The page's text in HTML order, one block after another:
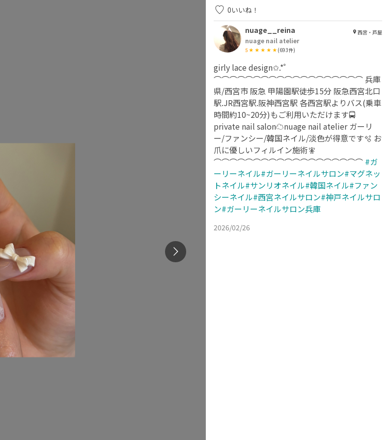
0いいね！
nuage__reina
nuage nail atelier
5 (693件)
西宮・芦屋
girly lace design✩.*˚
⌒⌒⌒⌒⌒⌒⌒⌒⌒⌒⌒⌒⌒⌒⌒⌒⌒⌒⌒ 兵庫
県/西宮市 阪急 甲陽園駅徒歩15分 阪急西宮北口
駅.JR西宮駅.阪神西宮駅 各西宮駅よりバス(乗車
時間約10~20分)もご利用いただけます🚍
private nail salon☁nuage nail atelier ガーリ
ー/ファンシー/韓国ネイル/淡色が得意です🫧 お
爪に優しいフィルイン施術🧚
⌒⌒⌒⌒⌒⌒⌒⌒⌒⌒⌒⌒⌒⌒⌒⌒⌒⌒⌒ #ガ
ーリーネイル#ガーリーネイルサロン#マグネッ
トネイル#サンリオネイル#韓国ネイル#ファン
シーネイル#西宮ネイルサロン#神戸ネイルサロ
ン#ガーリーネイルサロン兵庫
2026/02/26